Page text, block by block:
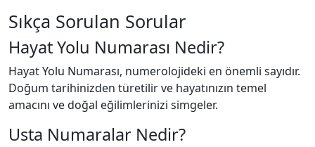
Sıkça Sorulan Sorular
Hayat Yolu Numarası Nedir?
Hayat Yolu Numarası, numerolojideki en önemli sayıdır.
Doğum tarihinizden türetilir ve hayatınızın temel
amacını ve doğal eğilimlerinizi simgeler.
Usta Numaralar Nedir?